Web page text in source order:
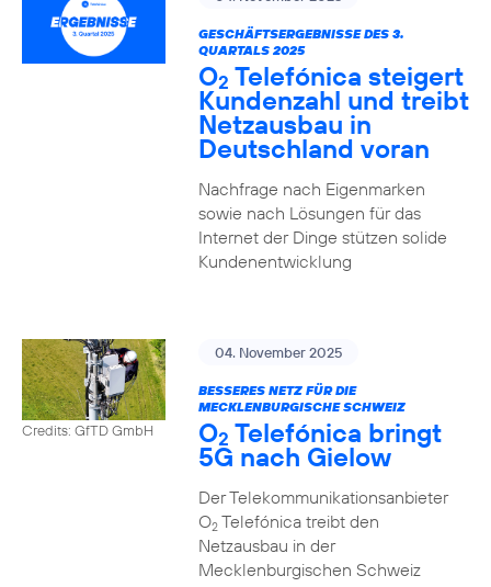
GESCHÄFTSERGEBNISSE DES 3.
QUARTALS 2025
O2 Telefónica steigert
Kundenzahl und treibt
Netzausbau in
Deutschland voran
Nachfrage nach Eigenmarken
sowie nach Lösungen für das
Internet der Dinge stützen solide
Kundenentwicklung
Credits: GfTD GmbH
04. November 2025
BESSERES NETZ FÜR DIE
MECKLENBURGISCHE SCHWEIZ
O2 Telefónica bringt
5G nach Gielow
Der Telekommunikationsanbieter
O2Telefónica treibt den
Netzausbau in der
Mecklenburgischen Schweiz